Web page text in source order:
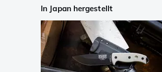
In Japan hergestellt